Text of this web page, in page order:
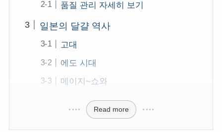
품질 관리 자세히 보기
일본의 달걀 역사
고대
에도 시대
메이지~쇼와
Read more